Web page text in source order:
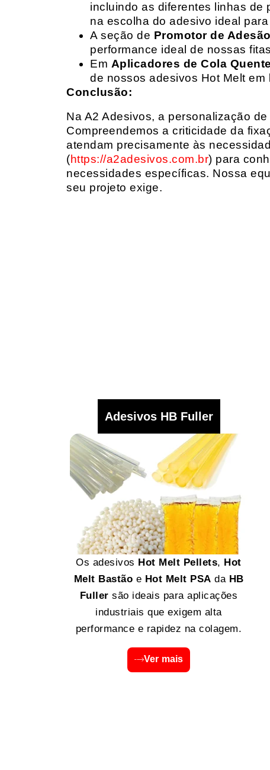
incluindo as diferentes linhas de
na escolha do adesivo ideal
A seção de Promotor de
performance ideal de nossas
Em Aplicadores de Cola Quente
de nossos adesivos Hot Melt em
Conclusão:
Na A2 Adesivos, a personalização
Compreendemos a criticidade da
atendam precisamente às
(https://a2adesivos.com.br) para
necessidades específicas. Nossa
seu projeto exige.
Adesivos HB Fuller
Os adesivos Hot Melt Pellets, Hot
Melt Bastão e Hot Melt PSA da HB
Fuller são ideais para aplicações
industriais que exigem alta
performance e rapidez na colagem.
Ver mais